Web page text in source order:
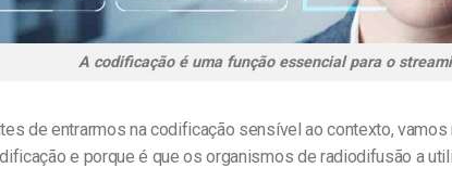
A codificação é uma função essencial para o
de entrarmos na codificação sensível ao contexto,
e porque é que os organismos de radiodifusão a